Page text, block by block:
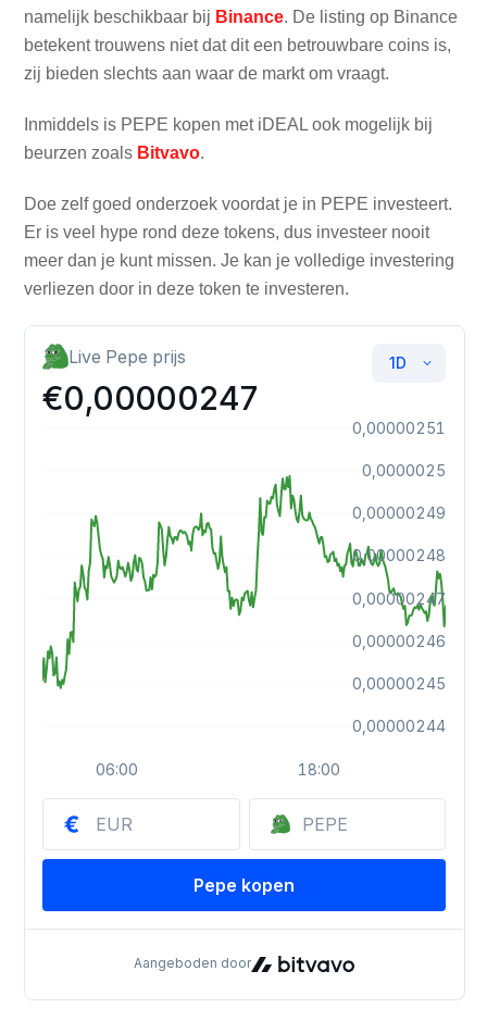
namelijk beschikbaar bij Binance. De listing op Binance
betekent trouwens niet dat dit een betrouwbare coins is,
zij bieden slechts aan waar de markt om vraagt.
Inmiddels is PEPE kopen met iDEAL ook mogelijk bij
beurzen zoals Bitvavo.
Doe zelf goed onderzoek voordat je in PEPE investeert.
Er is veel hype rond deze tokens, dus investeer nooit
meer dan je kunt missen. Je kan je volledige investering
verliezen door in deze token te investeren.